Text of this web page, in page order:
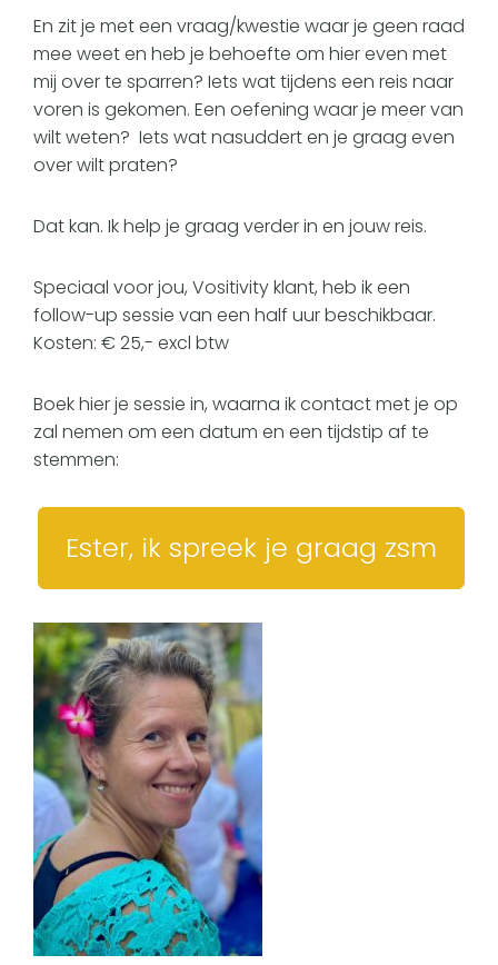
En zit je met een vraag/kwestie waar je geen raad
mee weet en heb je behoefte om hier even met
mij over te sparren? Iets wat tijdens een reis naar
voren is gekomen. Een oefening waar je meer van
wilt weten? Iets wat nasuddert en je graag even
over wilt praten?
Dat kan. Ik help je graag verder in en jouw reis.
Speciaal voor jou, Vositivity klant, heb ik een
follow-up sessie van een half uur beschikbaar.
Kosten: € 25,- excl btw
Boek hier je sessie in, waarna ik contact met je op
zal nemen om een datum en een tijdstip af te
stemmen:
Ester, ik spreek je graag zsm